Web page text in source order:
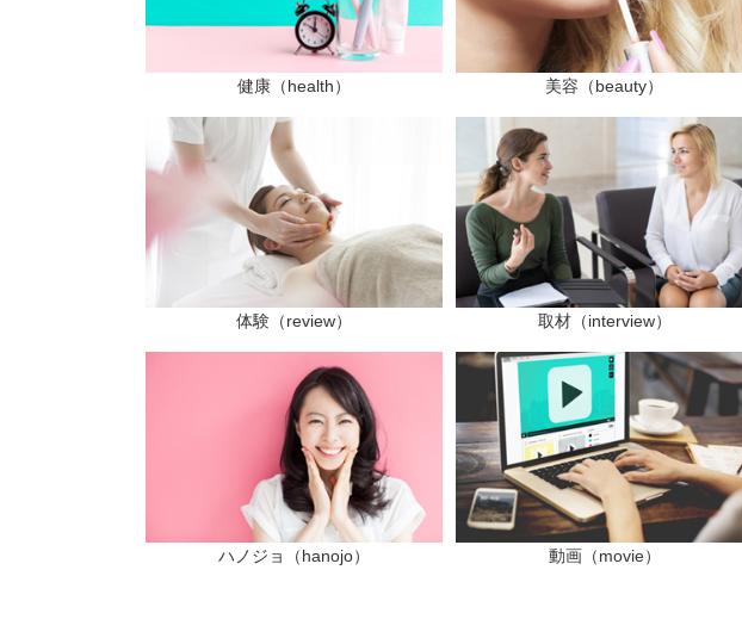
健康（health） 美容（beauty）
体験（review） 取材（interview）
ハノジョ（hanojo） 動画（movie）